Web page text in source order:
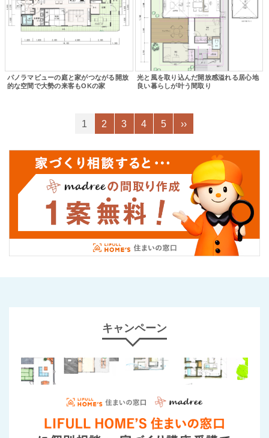
パノラマビューの庭と家がつながる開放
的な空間で大勢の来客もOKの家
光と風を取り込んだ開放感溢れる居心地
良い暮らしが叶う間取り
1 2 3 4 5 ››
キャンペーン